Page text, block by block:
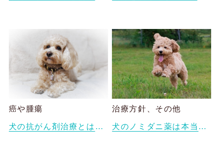
癌や腫瘍
犬の抗がん剤治療とは？副作用や生活の質（QOL）を守るためにできること
治療方針、その他
犬のノミダニ薬は本当に必要？愛犬に合った予防方法の1つとしての漢方薬